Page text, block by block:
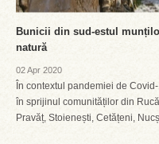
Bunicii din sud-estul
natură
02 Apr 2020
În contextul pandemiei de
în sprijinul comunităților din
Pravăț, Stoienești, Cetățeni,